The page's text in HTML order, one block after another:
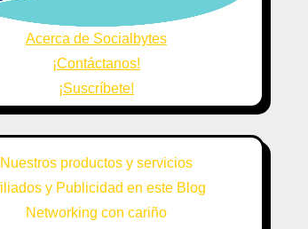
Acerca de Socialbytes
¡Contáctanos!
¡Suscríbete!
Nuestros productos y servicios
y Publicidad en este Blog
Networking con cariño